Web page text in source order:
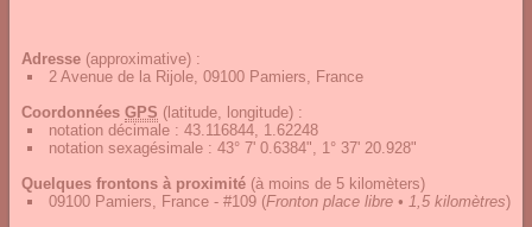
Adresse (approximative) :
2 Avenue de la Rijole, 09100 Pamiers, France
Coordonnées GPS (latitude, longitude) :
notation décimale : 43.116844, 1.62248
notation sexagésimale : 43° 7' 0.6384", 1° 37' 20.928"
Quelques frontons à proximité (à moins de 5 kilomèters)
09100 Pamiers, France - #109 (Fronton place libre • 1,5 kilomètres)